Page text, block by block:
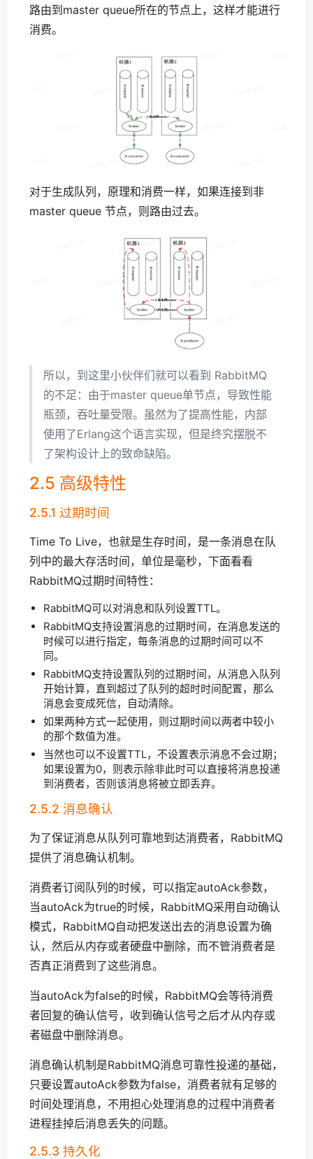
路由到master queue所在的节点上，这样才能进行
消费。
对于生成队列，原理和消费一样，如果连接到非
master queue 节点，则路由过去。
所以，到这里小伙伴们就可以看到 RabbitMQ
的不足：由于master queue单节点，导致性能
瓶颈，吞吐量受限。虽然为了提高性能，内部
使用了Erlang这个语言实现，但是终究摆脱不
了架构设计上的致命缺陷。
2.5 高级特性
2.5.1 过期时间
Time To Live，也就是生存时间，是一条消息在队
列中的最大存活时间，单位是毫秒，下面看看
RabbitMQ过期时间特性：
RabbitMQ可以对消息和队列设置TTL。
RabbitMQ支持设置消息的过期时间，在消息发送的
时候可以进行指定，每条消息的过期时间可以不
同。
RabbitMQ支持设置队列的过期时间，从消息入队列
开始计算，直到超过了队列的超时时间配置，那么
消息会变成死信，自动清除。
如果两种方式一起使用，则过期时间以两者中较小
的那个数值为准。
当然也可以不设置TTL，不设置表示消息不会过期；
如果设置为0，则表示除非此时可以直接将消息投递
到消费者，否则该消息将被立即丢弃。
2.5.2 消息确认
为了保证消息从队列可靠地到达消费者，RabbitMQ
提供了消息确认机制。
消费者订阅队列的时候，可以指定autoAck参数，
当autoAck为true的时候，RabbitMQ采用自动确认
模式，RabbitMQ自动把发送出去的消息设置为确
认，然后从内存或者硬盘中删除，而不管消费者是
否真正消费到了这些消息。
当autoAck为false的时候，RabbitMQ会等待消费
者回复的确认信号，收到确认信号之后才从内存或
者磁盘中删除消息。
消息确认机制是RabbitMQ消息可靠性投递的基础，
只要设置autoAck参数为false，消费者就有足够的
时间处理消息，不用担心处理消息的过程中消费者
进程挂掉后消息丢失的问题。
2.5.3 持久化